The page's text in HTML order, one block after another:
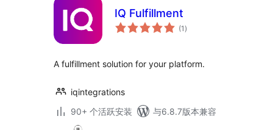
IQ Fulfillment
(1 总
评)
A fulfillment solution for your platform.
iqintegrations
90+ 个活跃安装
与6.8.7版本兼容